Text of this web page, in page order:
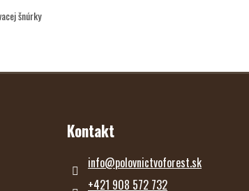
šnúrky
Kontakt
info@polovnictvoforest.sk
+421 908 572 732